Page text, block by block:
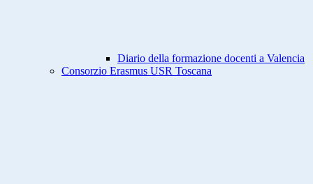
Diario della formazione docenti a Valencia
Consorzio Erasmus USR Toscana